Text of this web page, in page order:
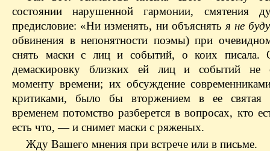
состоянии нарушенной гармонии, смятения
предисловие: «Ни изменять, ни объяснять я не буду
обвинения в непонятности поэмы) при
снять маски с лиц и событий, о коих писала.
демаскировку близких ей лиц и событий не
моменту времени; их обсуждение
критиками, было бы вторжением в ее святая
временем потомство разберется в вопросах, кто
есть что, — и снимет маски с ряженых.
Жду Вашего мнения при встрече или в письме.